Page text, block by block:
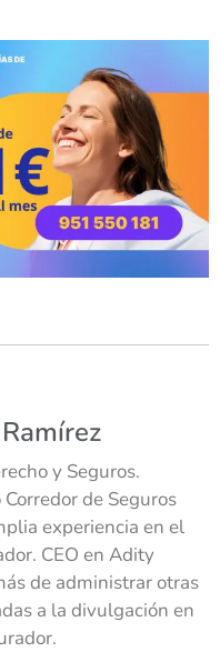
y Seguros.
de Seguros
experiencia en el
CEO en Adity
de administrar otras
a la divulgación en